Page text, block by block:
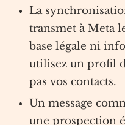
La
transmet à Meta
base légale ni
utilisez un profil
pas vos contacts.
Un message
une prospection